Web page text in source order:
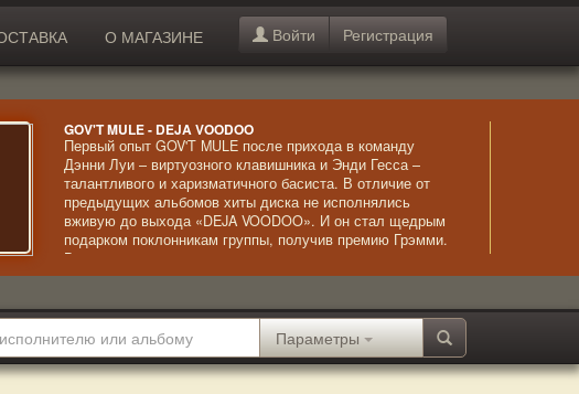
О МАГАЗИНЕ Войти Регистрация
GOV'T MULE - DEJA VOODOO
Первый опыт GOV'T MULE после прихода в команду
Дэнни Луи – виртуозного клавишника и Энди Гесса –
талантливого и харизматичного басиста. В отличие от
предыдущих альбомов хиты диска не исполнялись
вживую до выхода «DEJA VOODOO». И он стал щедрым
подарком поклонникам группы, получив премию Грэмми.
Вполне заслуженно – удивительные мелодии,
неожиданные соло и высокое качество игры музыкантов –
Параметры